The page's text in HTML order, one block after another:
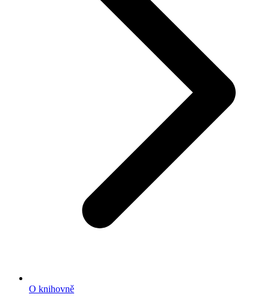
O knihovně